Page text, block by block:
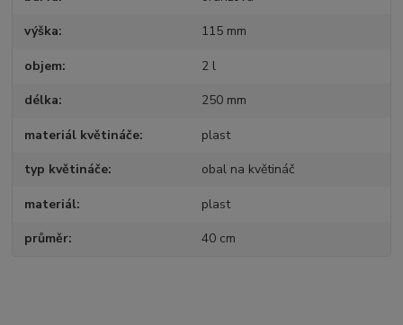
výška 115 mm
objem 2 l
délka 250 mm
materiál květináče plast
typ květináče obal na květináč
materiál plast
průměr 40 cm